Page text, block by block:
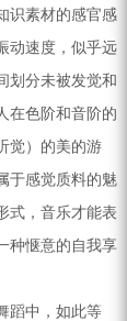
识素材的感官感
动速度，似乎远
划分未被发觉和
在色阶和音阶的
觉）的美的游
于感觉质料的魅
式，音乐才能表
种惬意的自我享
蹈中，如此等